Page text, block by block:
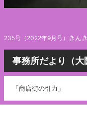
235号（2022年9月号） きん
事務所だより（大
「商店街の引力」